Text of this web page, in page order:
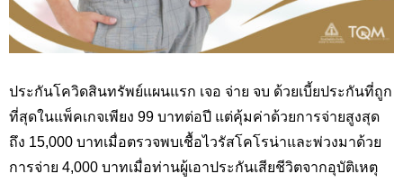
ประกันโควิดสินทรัพย์แผนแรก เจอ จ่าย จบ ด้วยเบี้ยประกันที่ถูก
ที่สุดในแพ็คเกจเพียง 99 บาทต่อปี แต่คุ้มค่าด้วยการจ่ายสูงสุด
ถึง 15,000 บาทเมื่อตรวจพบเชื้อไวรัสโคโรน่าและพ่วงมาด้วย
การจ่าย 4,000 บาทเมื่อท่านผู้เอาประกันเสียชีวิตจากอุบัติเหตุ